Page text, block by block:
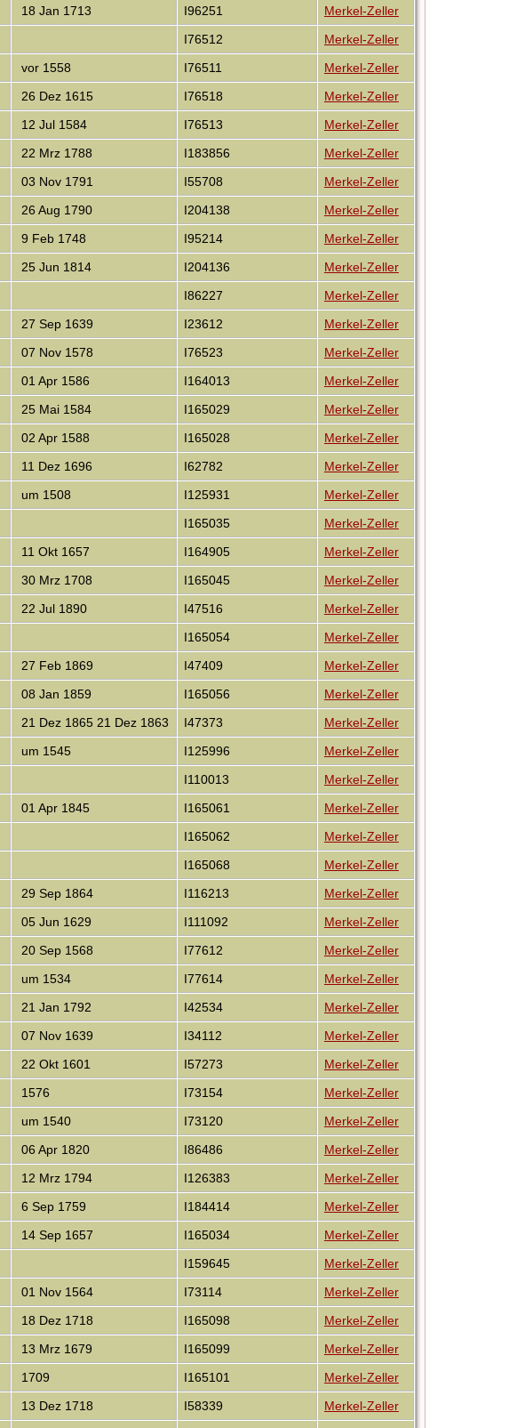
18 Jan 1713 I96251
Merkel-Zeller
I76512
Merkel-Zeller
vor 1558 I76511
Merkel-Zeller
26 Dez 1615 I76518
Merkel-Zeller
12 Jul 1584 I76513
Merkel-Zeller
22 Mrz 1788 I183856
Merkel-Zeller
03 Nov 1791 I55708
Merkel-Zeller
26 Aug 1790 I204138
Merkel-Zeller
9 Feb 1748 I95214
Merkel-Zeller
25 Jun 1814 I204136
Merkel-Zeller
I86227
Merkel-Zeller
27 Sep 1639 I23612
Merkel-Zeller
07 Nov 1578 I76523
Merkel-Zeller
01 Apr 1586 I164013
Merkel-Zeller
25 Mai 1584 I165029
Merkel-Zeller
02 Apr 1588 I165028
Merkel-Zeller
11 Dez 1696 I62782
Merkel-Zeller
um 1508 I125931
Merkel-Zeller
I165035
Merkel-Zeller
11 Okt 1657 I164905
Merkel-Zeller
30 Mrz 1708 I165045
Merkel-Zeller
22 Jul 1890 I47516
Merkel-Zeller
I165054
Merkel-Zeller
27 Feb 1869 I47409
Merkel-Zeller
08 Jan 1859 I165056
Merkel-Zeller
21 Dez 1865 21 Dez 1863 I47373
Merkel-Zeller
um 1545 I125996
Merkel-Zeller
I110013
Merkel-Zeller
01 Apr 1845 I165061
Merkel-Zeller
I165062
Merkel-Zeller
I165068
Merkel-Zeller
29 Sep 1864 I116213
Merkel-Zeller
05 Jun 1629 I111092
Merkel-Zeller
20 Sep 1568 I77612
Merkel-Zeller
um 1534 I77614
Merkel-Zeller
21 Jan 1792 I42534
Merkel-Zeller
07 Nov 1639 I34112
Merkel-Zeller
22 Okt 1601 I57273
Merkel-Zeller
1576 I73154
Merkel-Zeller
um 1540 I73120
Merkel-Zeller
06 Apr 1820 I86486
Merkel-Zeller
12 Mrz 1794 I126383
Merkel-Zeller
6 Sep 1759 I184414
Merkel-Zeller
14 Sep 1657 I165034
Merkel-Zeller
I159645
Merkel-Zeller
01 Nov 1564 I73114
Merkel-Zeller
18 Dez 1718 I165098
Merkel-Zeller
13 Mrz 1679 I165099
Merkel-Zeller
1709 I165101
Merkel-Zeller
13 Dez 1718 I58339
Merkel-Zeller